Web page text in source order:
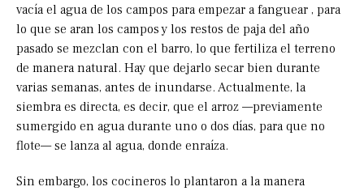
vacía el agua de los campos para empezar a fanguear , para
lo que se aran los campos y los restos de paja del año
pasado se mezclan con el barro, lo que fertiliza el terreno
de manera natural. Hay que dejarlo secar bien durante
varias semanas, antes de inundarse. Actualmente, la
siembra es directa, es decir, que el arroz —previamente
sumergido en agua durante uno o dos días, para que no
flote— se lanza al agua, donde enraíza.
Sin embargo, los cocineros lo plantaron a la manera